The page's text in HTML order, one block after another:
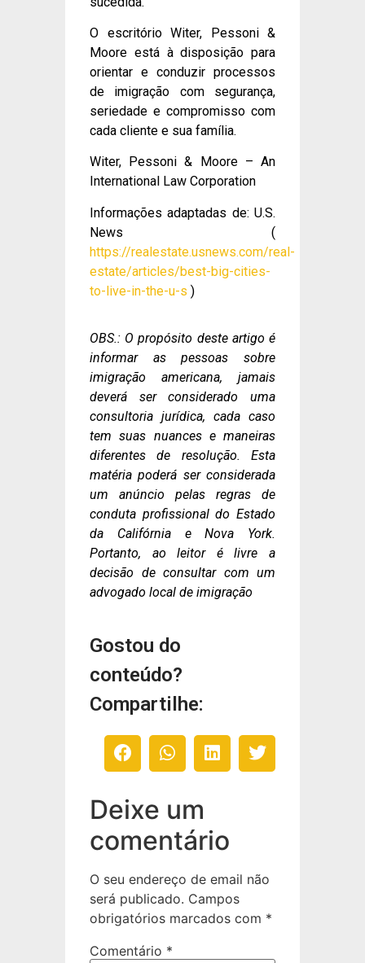
O escritório Witer, Pessoni &
Moore está à disposição para
orientar e conduzir processos
de imigração com segurança,
seriedade e compromisso com
cada cliente e sua família.
Witer, Pessoni & Moore – An
International Law Corporation
Informações adaptadas de: U.S.
News (
https://realestate.usnews.com/real-
estate/articles/best-big-cities-
to-live-in-the-u-s )
OBS.: O propósito deste artigo é
informar as pessoas sobre
imigração americana, jamais
deverá ser considerado uma
consultoria jurídica, cada caso
tem suas nuances e maneiras
diferentes de resolução. Esta
matéria poderá ser considerada
um anúncio pelas regras de
conduta profissional do Estado
da Califórnia e Nova York.
Portanto, ao leitor é livre a
decisão de consultar com um
advogado local de imigração
Gostou do
conteúdo?
Compartilhe:
Deixe um
comentário
O seu endereço de email não
será publicado. Campos
obrigatórios marcados com *
Comentário *